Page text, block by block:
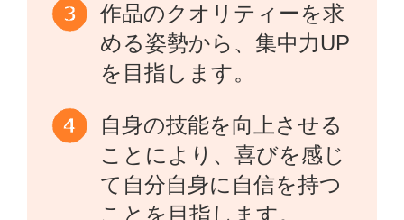
作品のクオリティーを求
める姿勢から、集中力UP
を目指します。
自身の技能を向上させる
ことにより、喜びを感じ
て自分自身に自信を持つ
ことを目指します。